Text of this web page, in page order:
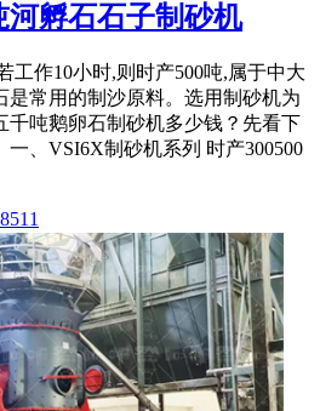
河孵石石子制砂机
工作10小时,则时产500吨,属于中大
是常用的制沙原料。选用制砂机为
千吨鹅卵石制砂机多少钱？先看下
一、VSI6X制砂机系列 时产300500